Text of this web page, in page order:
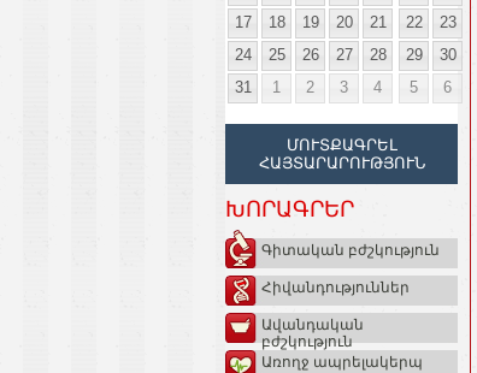
17
18 19 20 21 22
23
24
25 26 27 28 29
30
31
1 2 3 4 5 6
ՄՈՒՏՔԱԳՐԵԼ
ՀԱՅՏԱՐԱՐՈՒԹՅՈՒՆ
ԽՈՐԱԳՐԵՐ
Գիտական բժշկություն
Հիվանդություններ
Ավանդական
բժշկություն
Առողջ ապրելակերպ